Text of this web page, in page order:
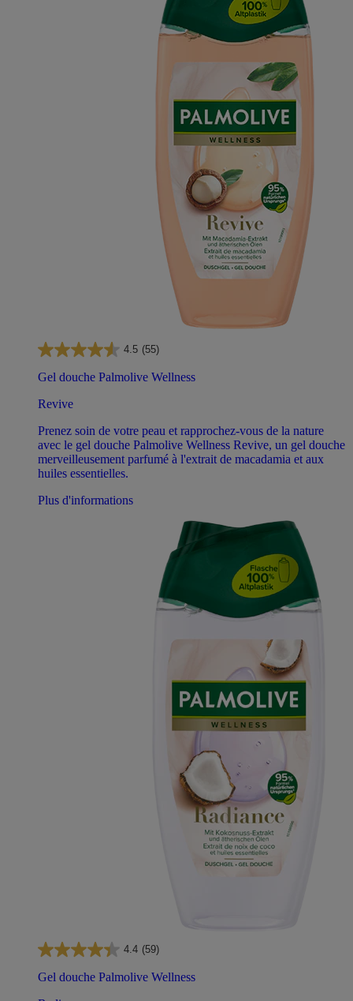
4.5 (55)
Gel douche Palmolive Wellness
Revive
Prenez soin de votre peau et rapprochez-vous de la nature
avec le gel douche Palmolive Wellness Revive, un gel douche
merveilleusement parfumé à l'extrait de macadamia et aux
huiles essentielles.
Plus d'informations
4.4 (59)
Gel douche Palmolive Wellness